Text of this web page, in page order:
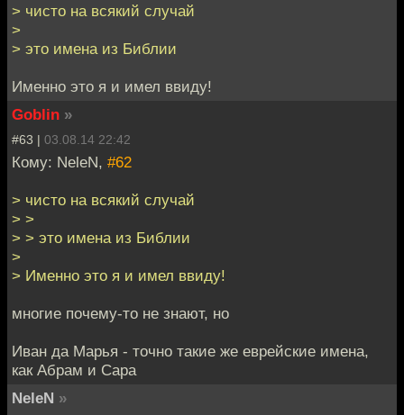
> чисто на всякий случай
>
> это имена из Библии
Именно это я и имел ввиду!
Goblin »
#63 | 03.08.14 22:42
Кому: NeleN, #62
> чисто на всякий случай
> >
> > это имена из Библии
>
> Именно это я и имел ввиду!
многие почему-то не знают, но
Иван да Марья - точно такие же еврейские имена,
как Абрам и Сара
NeleN »